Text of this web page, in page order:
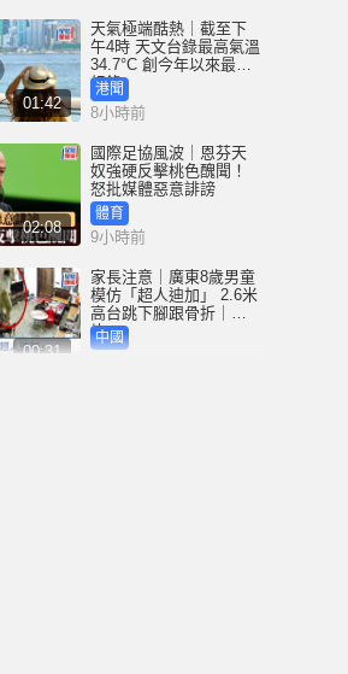
01:42
天氣極端酷熱｜截至下
午4時 天文台錄最高氣溫
34.7°C 創今年以來最高
紀錄
港聞
8小時前
02:08
國際足協風波｜恩芬天
奴強硬反擊桃色醜聞！
怒批媒體惡意誹謗
體育
9小時前
00:31
家長注意｜廣東8歲男童
模仿「超人迪加」 2.6米
高台跳下腳跟骨折｜有
片
中國